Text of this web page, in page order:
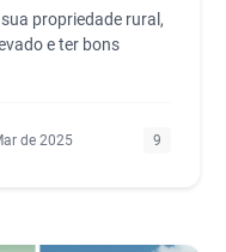
propriedade rural,
e ter bons
de 2025 9